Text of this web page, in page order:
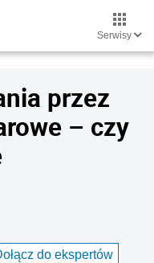
Serwisy
przez
– czy
do ekspertów